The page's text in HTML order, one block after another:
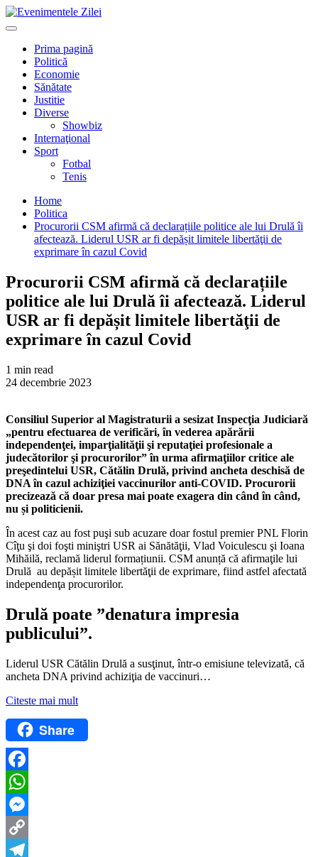
Mergi
la
Primary
Prima pagină
Politică
Economie
Sănătate
Justitie
Diverse
Showbiz
Internaţional
Sport
Fotbal
Tenis
Home
Politica
Procurorii CSM afirmă că declarațiile politice ale lui Drulă îi
afectează. Liderul USR ar fi depășit limitele libertăţii de
exprimare în cazul Covid
Procurorii CSM afirmă că declarațiile
politice ale lui Drulă îi afectează. Liderul
USR ar fi depășit limitele libertăţii de
exprimare în cazul Covid
1 min read
24 decembrie 2023
Consiliul Superior al Magistraturii a sesizat Inspecţia Judiciară
„pentru efectuarea de verificări, în vederea apărării
independenţei, imparţialităţii şi reputaţiei profesionale a
judecătorilor şi procurorilor” în urma afirmaţiilor critice ale
preşedintelui USR, Cătălin Drulă, privind ancheta deschisă de
DNA în cazul achiziţiei vaccinurilor anti-COVID. Procurorii
precizează că doar presa mai poate exagera din când în când,
nu și politicienii.
În acest caz au fost puşi sub acuzare doar fostul premier PNL Florin
Cîţu şi doi foşti miniştri USR ai Sănătăţii, Vlad Voiculescu şi Ioana
Mihăilă, reclamă liderul formațiunii. CSM anunță că afirmaţile lui
Drulă au depășit limitele libertăţii de exprimare, fiind astfel afectată
independenţa procurorilor.
Drulă poate ”denatura impresia
publicului”.
Liderul USR Cătălin Drulă a susţinut, într-o emisiune televizată, că
ancheta DNA privind achiziţia de vaccinuri…
Citeste mai mult
Share
Facebook
WhatsApp
Messenger
Copy